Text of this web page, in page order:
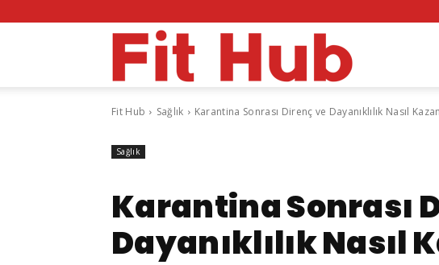
Hub
Fit Hub Sağlık Karantina Sonrası Direnç ve Dayanıklılık Nasıl
Sağlık
Karantina Sonrası
Dayanıklılık Nasıl